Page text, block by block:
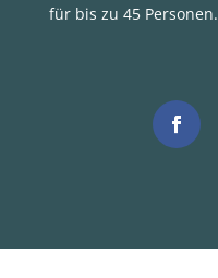
für bis zu 45 Personen.